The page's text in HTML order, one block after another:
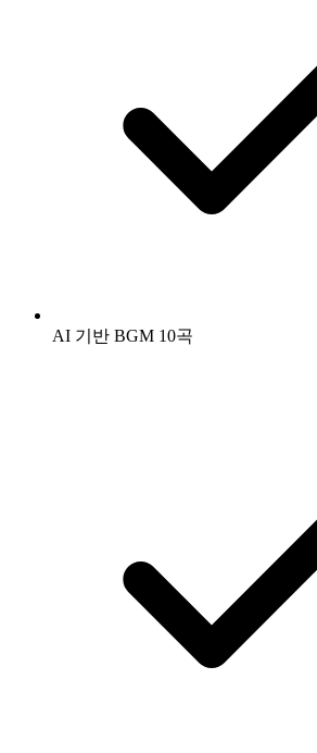
AI 기반 BGM 10곡